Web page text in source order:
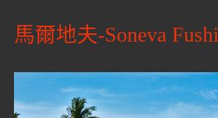
馬爾地夫-Soneva Fushi